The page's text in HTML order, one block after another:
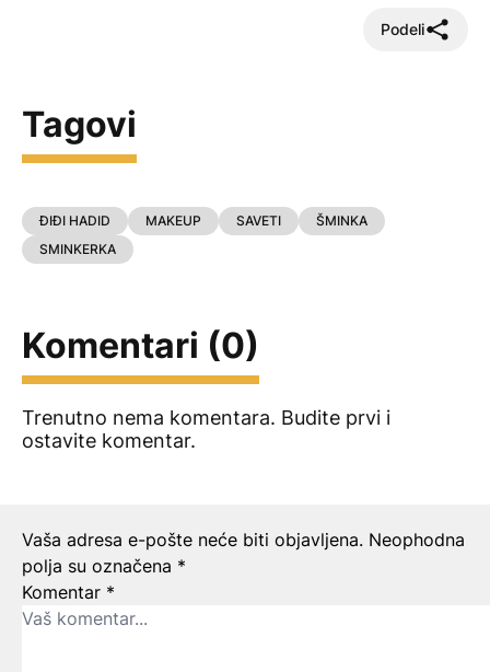
Podeli
Tagovi
ĐIĐI HADID MAKEUP SAVETI
ŠMINKA
SMINKERKA
Komentari (0)
Trenutno nema komentara. Budite prvi i
ostavite komentar.
Ostavite odgovor
Vaša adresa e-pošte neće biti objavljena. Neophodna
polja su označena *
Komentar *